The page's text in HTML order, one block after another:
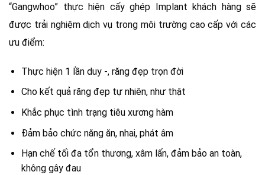
“Gangwhoo” thực hiện cấy ghép Implant khách hàng sẽ
được trải nghiệm dịch vụ trong môi trường cao cấp với các
ưu điểm:
Thực hiện 1 lần duy -, răng đẹp trọn đời
Cho kết quả răng đẹp tự nhiên, như thật
Khắc phục tình trạng tiêu xương hàm
Đảm bảo chức năng ăn, nhai, phát âm
Hạn chế tối đa tổn thương, xâm lấn, đảm bảo an toàn,
không gây đau